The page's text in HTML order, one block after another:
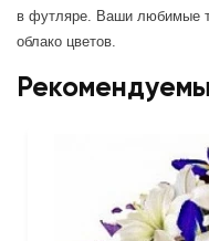
в футляре. Ваши любимые
облако цветов.